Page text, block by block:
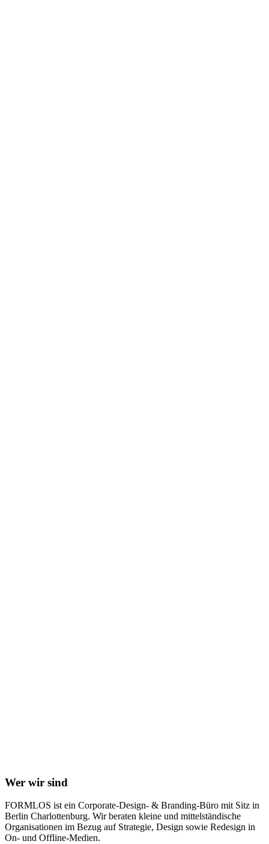
Wer wir sind
FORMLOS ist ein Corporate-Design- & Branding-Büro mit Sitz in
Berlin Charlottenburg. Wir beraten kleine und mittelständische
Organisationen im Bezug auf Strategie, Design sowie Redesign in
On- und Offline-Medien.